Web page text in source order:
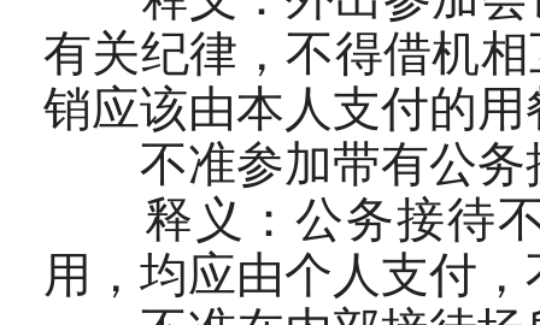
有关纪律，不得借机
销应该由本人支付的用
不准参加带有公务
释义：公务接待不
用，均应由个人支付